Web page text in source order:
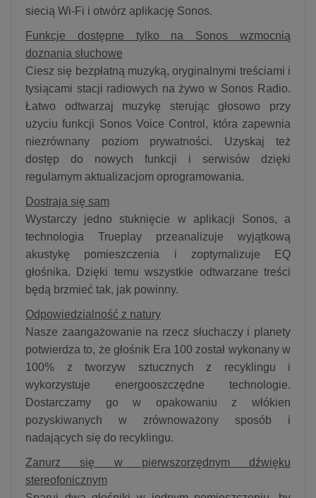
siecią Wi-Fi i otwórz aplikację Sonos.
Funkcje dostępne tylko na Sonos wzmocnią
doznania słuchowe
Ciesz się bezpłatną muzyką, oryginalnymi treściami i
tysiącami stacji radiowych na żywo w Sonos Radio.
Łatwo odtwarzaj muzykę sterując głosowo przy
użyciu funkcji Sonos Voice Control, która zapewnia
niezrównany poziom prywatności. Uzyskaj też
dostęp do nowych funkcji i serwisów dzięki
regularnym aktualizacjom oprogramowania.
Dostraja się sam
Wystarczy jedno stuknięcie w aplikacji Sonos, a
technologia Trueplay przeanalizuje wyjątkową
akustykę pomieszczenia i zoptymalizuje EQ
głośnika. Dzięki temu wszystkie odtwarzane treści
będą brzmieć tak, jak powinny.
Odpowiedzialność z natury
Nasze zaangażowanie na rzecz słuchaczy i planety
potwierdza to, że głośnik Era 100 został wykonany w
100% z tworzyw sztucznych z recyklingu i
wykorzystuje energooszczędne technologie.
Dostarczamy go w opakowaniu z włókien
pozyskiwanych w zrównoważony sposób i
nadających się do recyklingu.
Zanurz się w pierwszorzędnym dźwięku
stereofonicznym